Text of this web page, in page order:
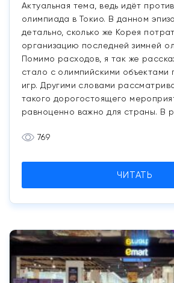
Актуальная тема, ведь идёт
олимпиада в Токио. В данном
детально, сколько же Корея
организацию последней зимней
Помимо расходов, я так же
стало с олимпийскими объектами
игр. Другими словами
такого дорогостоящего
равноценно важно для страны. В
769
ЧИТАТЬ